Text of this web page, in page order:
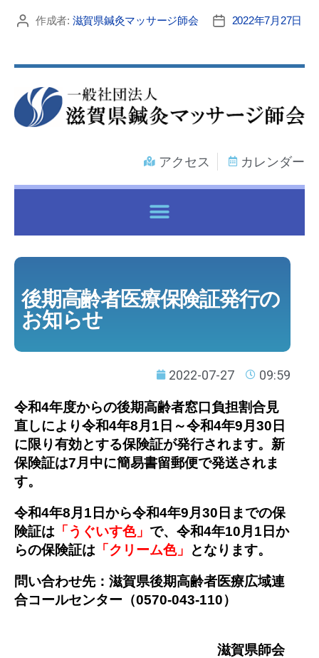
作成者: 滋賀県鍼灸マッサージ師会 2022年7月27日
アクセス カレンダー
後期高齢者医療保険証発行の
お知らせ
2022-07-27 09:59
令和4年度からの後期高齢者窓口負担割合見
直しにより令和4年8月1日～令和4年9月30日
に限り有効とする保険証が発行されます。新
保険証は7月中に簡易書留郵便で発送されま
す。
令和4年8月1日から令和4年9月30日までの保
険証は 「うぐいす色」 で、令和4年10月1日か
らの保険証は 「クリーム色」 となります。
問い合わせ先：滋賀県後期高齢者医療広域連
合コールセンター（0570-043-110）
滋賀県師会